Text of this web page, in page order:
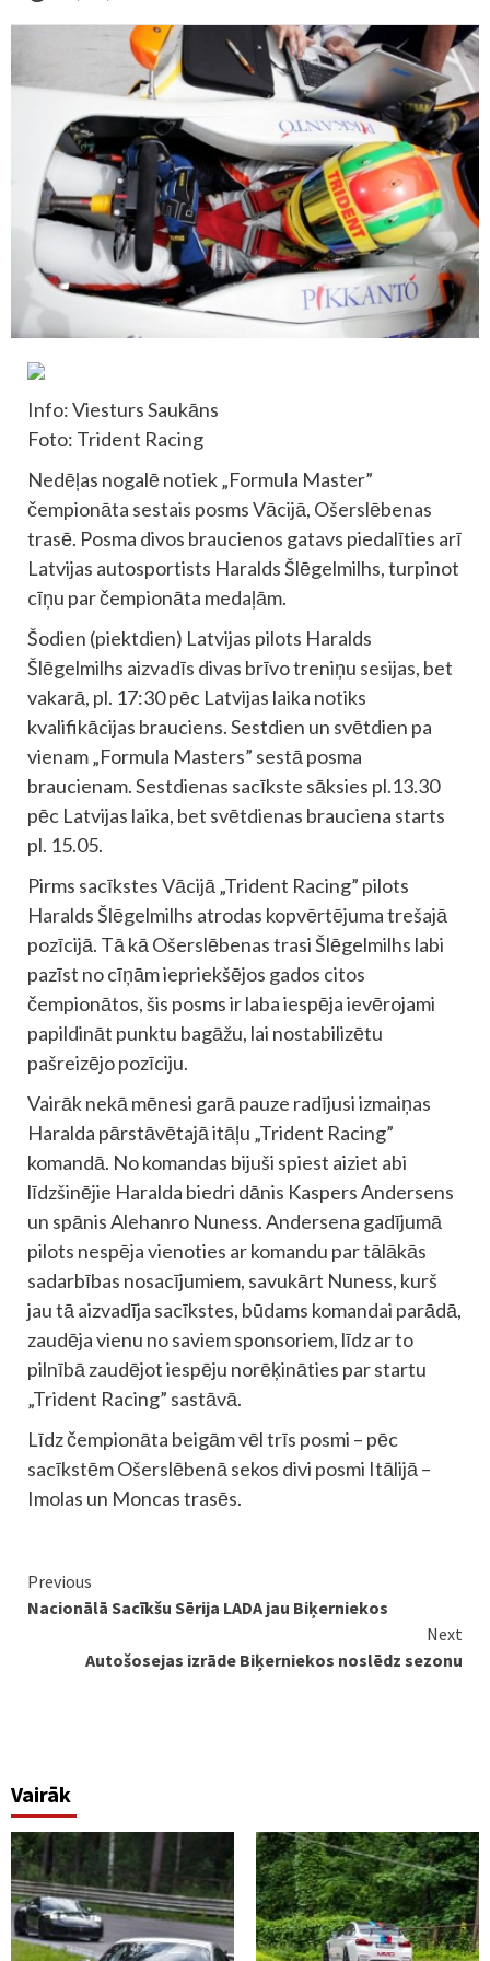
Info: Viesturs Saukāns
Foto: Trident Racing
Nedēļas nogalē notiek „Formula Master”
čempionāta sestais posms Vācijā, Ošerslēbenas
trasē. Posma divos braucienos gatavs piedalīties arī
Latvijas autosportists Haralds Šlēgelmilhs, turpinot
cīņu par čempionāta medaļām.
Šodien (piektdien) Latvijas pilots Haralds
Šlēgelmilhs aizvadīs divas brīvo treniņu sesijas, bet
vakarā, pl. 17:30 pēc Latvijas laika notiks
kvalifikācijas brauciens. Sestdien un svētdien pa
vienam „Formula Masters” sestā posma
braucienam. Sestdienas sacīkste sāksies pl.13.30
pēc Latvijas laika, bet svētdienas brauciena starts
pl. 15.05.
Pirms sacīkstes Vācijā „Trident Racing” pilots
Haralds Šlēgelmilhs atrodas kopvērtējuma trešajā
pozīcijā. Tā kā Ošerslēbenas trasi Šlēgelmilhs labi
pazīst no cīņām iepriekšējos gados citos
čempionātos, šis posms ir laba iespēja ievērojami
papildināt punktu bagāžu, lai nostabilizētu
pašreizējo pozīciju.
Vairāk nekā mēnesi garā pauze radījusi izmaiņas
Haralda pārstāvētajā itāļu „Trident Racing”
komandā. No komandas bijuši spiest aiziet abi
līdzšinējie Haralda biedri dānis Kaspers Andersens
un spānis Alehanro Nuness. Andersena gadījumā
pilots nespēja vienoties ar komandu par tālākās
sadarbības nosacījumiem, savukārt Nuness, kurš
jau tā aizvadīja sacīkstes, būdams komandai parādā,
zaudēja vienu no saviem sponsoriem, līdz ar to
pilnībā zaudējot iespēju norēķināties par startu
„Trident Racing” sastāvā.
Līdz čempionāta beigām vēl trīs posmi – pēc
sacīkstēm Ošerslēbenā sekos divi posmi Itālijā –
Imolas un Moncas trasēs.
Continue
Reading
Previous
Nacionālā Sacīkšu Sērija LADA jau Biķerniekos
Next
Autošosejas izrāde Biķerniekos noslēdz sezonu
Vairāk